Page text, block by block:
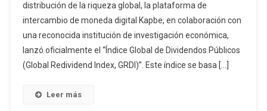
distribución de la riqueza global, la plataforma de
intercambio de moneda digital Kapbe, en colaboración con
una reconocida institución de investigación económica,
lanzó oficialmente el “Índice Global de Dividendos Públicos
(Global Redividend Index, GRDI)”. Este índice se basa […]
Leer más